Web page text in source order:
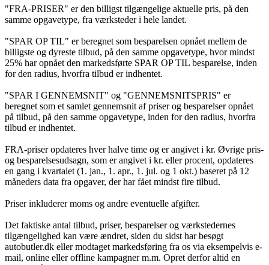
"FRA-PRISER" er den billigst tilgængelige aktuelle pris, på den
samme opgavetype, fra værksteder i hele landet.
"SPAR OP TIL" er beregnet som besparelsen opnået mellem de
billigste og dyreste tilbud, på den samme opgavetype, hvor mindst
25% har opnået den markedsførte SPAR OP TIL besparelse, inden
for den radius, hvorfra tilbud er indhentet.
"SPAR I GENNEMSNIT" og "GENNEMSNITSPRIS" er
beregnet som et samlet gennemsnit af priser og besparelser opnået
på tilbud, på den samme opgavetype, inden for den radius, hvorfra
tilbud er indhentet.
FRA-priser opdateres hver halve time og er angivet i kr. Øvrige pris-
og besparelsesudsagn, som er angivet i kr. eller procent, opdateres
en gang i kvartalet (1. jan., 1. apr., 1. jul. og 1 okt.) baseret på 12
måneders data fra opgaver, der har fået mindst fire tilbud.
Priser inkluderer moms og andre eventuelle afgifter.
Det faktiske antal tilbud, priser, besparelser og værkstedernes
tilgængelighed kan være ændret, siden du sidst har besøgt
autobutler.dk eller modtaget markedsføring fra os via eksempelvis e-
mail, online eller offline kampagner m.m. Opret derfor altid en